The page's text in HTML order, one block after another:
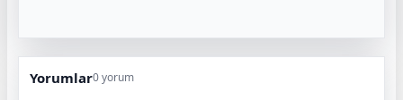
Yorumlar0 yorum